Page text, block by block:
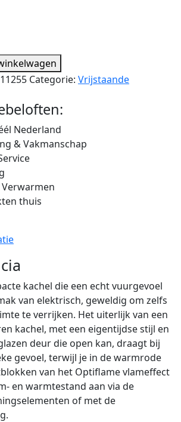
Categorie: Vrijstaande
Nederland
& Vakmanschap
thuis
kachel die een echt vuurgevoel
van elektrisch, geweldig om zelfs
te verrijken. Het uiterlijk van een
kachel, met een eigentijdse stijl en
deur die open kan, draagt bij
gevoel, terwijl je in de warmrode
van het Optiflame vlameffect
en warmtestand aan via de
of met de